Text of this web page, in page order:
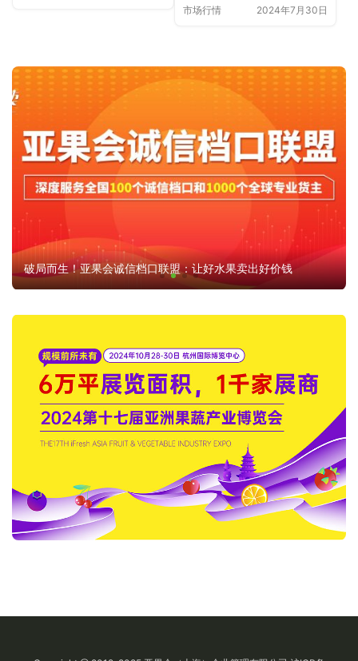
市场行情 2024年7月30日
破局而生！亚果会诚信档口联盟：让好水果卖出好价钱